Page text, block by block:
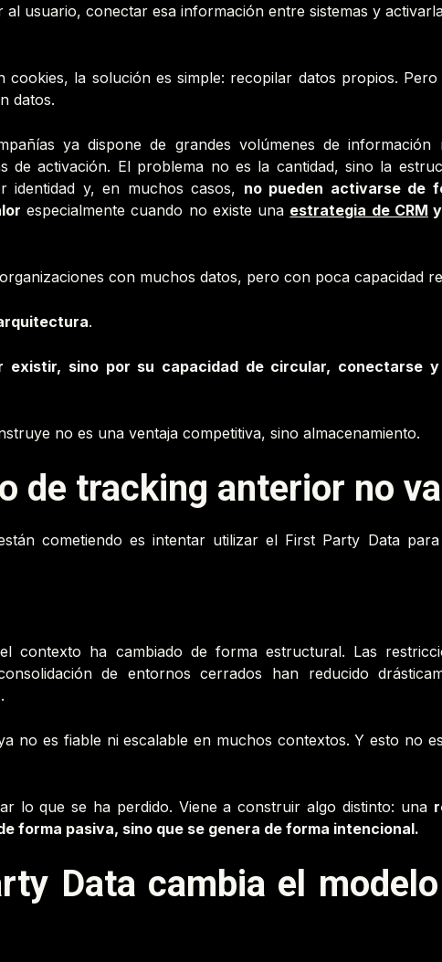
usuario, conectar esa información entre sistemas y
cookies, la solución es simple: recopilar datos propios.
datos.
ya dispone de grandes volúmenes de información
de activación. El problema no es la cantidad, sino la
identidad y, en muchos casos, no pueden activarse de
especialmente cuando no existe una estrategia de CRM
con muchos datos, pero con poca capacidad
.
existir, sino por su capacidad de circular, conectarse
no es una ventaja competitiva, sino almacenamiento.
de tracking anterior no
cometiendo es intentar utilizar el First Party Data
contexto ha cambiado de forma estructural. Las
de entornos cerrados han reducido
no es fiable ni escalable en muchos contextos. Y esto no
lo que se ha perdido. Viene a construir algo distinto: una
forma pasiva, sino que se genera de forma intencional.
Data cambia el